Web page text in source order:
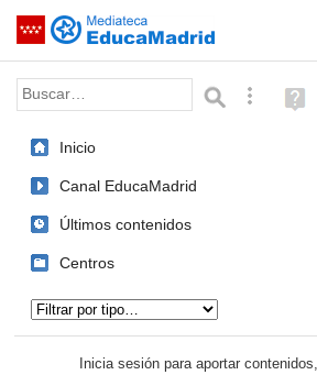
Saltar navegación
Palabra o frase: BúsquedaAyuda
(en
Inicio
Canal EducaMadrid
Últimos contenidos
Centros
Inicia sesión para aportar